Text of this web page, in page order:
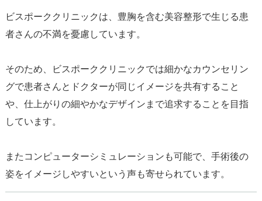
ビスポーククリニックは、豊胸を含む美容整形で生じる患
者さんの不満を憂慮しています。
そのため、ビスポーククリニックでは細かなカウンセリン
グで患者さんとドクターが同じイメージを共有すること
や、仕上がりの細やかなデザインまで追求することを目指
しています。
またコンピューターシミュレーションも可能で、手術後の
姿をイメージしやすいという声も寄せられています。